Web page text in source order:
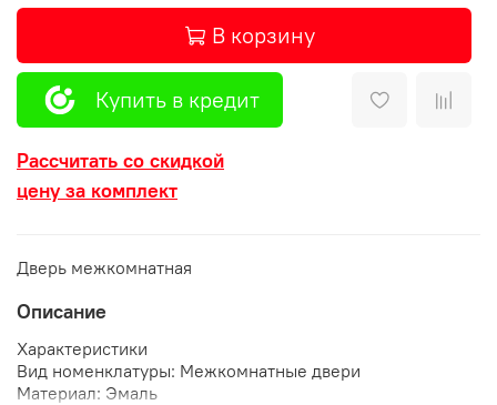
В корзину
Купить в кредит
Рассчитать со скидкой
цену за комплект
Дверь межкомнатная
Описание
Характеристики
Вид номенклатуры: Межкомнатные двери
Материал: Эмаль